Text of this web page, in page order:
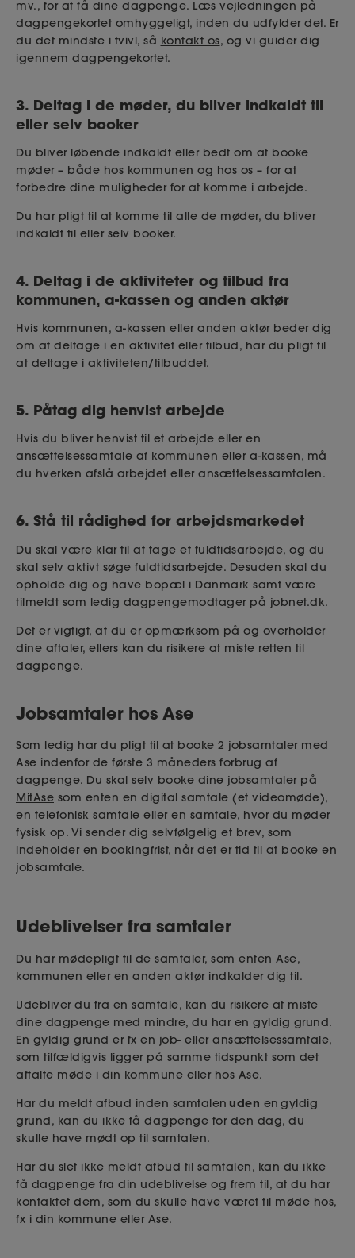
mv., for at få dine dagpenge. Læs vejledningen på
dagpengekortet omhyggeligt, inden du udfylder det. Er
du det mindste i tvivl, så kontakt os, og vi guider dig
igennem dagpengekortet.
3. Deltag i de møder, du bliver indkaldt til
eller selv booker
Du bliver løbende indkaldt eller bedt om at booke
møder – både hos kommunen og hos os – for at
forbedre dine muligheder for at komme i arbejde.
Du har pligt til at komme til alle de møder, du bliver
indkaldt til eller selv booker.
4. Deltag i de aktiviteter og tilbud fra
kommunen, a-kassen og anden aktør
Hvis kommunen, a-kassen eller anden aktør beder dig
om at deltage i en aktivitet eller tilbud, har du pligt til
at deltage i aktiviteten/tilbuddet.
5. Påtag dig henvist arbejde
Hvis du bliver henvist til et arbejde eller en
ansættelsessamtale af kommunen eller a-kassen, må
du hverken afslå arbejdet eller ansættelsessamtalen.
6. Stå til rådighed for arbejdsmarkedet
Du skal være klar til at tage et fuldtidsarbejde, og du
skal selv aktivt søge fuldtidsarbejde. Desuden skal du
opholde dig og have bopæl i Danmark samt være
tilmeldt som ledig dagpengemodtager på jobnet.dk.
Det er vigtigt, at du er opmærksom på og overholder
dine aftaler, ellers kan du risikere at miste retten til
dagpenge.
Jobsamtaler hos Ase
Som ledig har du pligt til at booke 2 jobsamtaler med
Ase indenfor de første 3 måneders forbrug af
dagpenge. Du skal selv booke dine jobsamtaler på
MitAse som enten en digital samtale (et videomøde),
en telefonisk samtale eller en samtale, hvor du møder
fysisk op. Vi sender dig selvfølgelig et brev, som
indeholder en bookingfrist, når det er tid til at booke en
jobsamtale.
Udeblivelser fra samtaler
Du har mødepligt til de samtaler, som enten Ase,
kommunen eller en anden aktør indkalder dig til.
Udebliver du fra en samtale, kan du risikere at miste
dine dagpenge med mindre, du har en gyldig grund.
En gyldig grund er fx en job- eller ansættelsessamtale,
som tilfældigvis ligger på samme tidspunkt som det
aftalte møde i din kommune eller hos Ase.
Har du meldt afbud inden samtalen uden en gyldig
grund, kan du ikke få dagpenge for den dag, du
skulle have mødt op til samtalen.
Har du slet ikke meldt afbud til samtalen, kan du ikke
få dagpenge fra din udeblivelse og frem til, at du har
kontaktet dem, som du skulle have været til møde hos,
fx i din kommune eller Ase.